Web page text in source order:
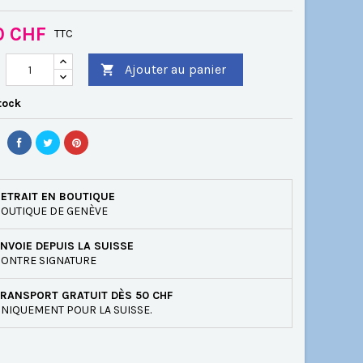
CHF TTC
 Ajouter au panier
EN BOUTIQUE
DE GENÈVE
DEPUIS LA SUISSE
SIGNATURE
GRATUIT DÈS 50 CHF
POUR LA SUISSE.